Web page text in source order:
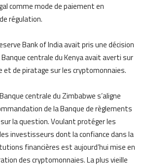
comme mode de paiement en
régulation.
Bank of India avait pris une décision
centrale du Kenya avait averti sur
et de piratage sur les cryptomonnaies.
centrale du Zimbabwe s’aligne
de la Banque de règlements
la question. Voulant protéger les
investisseurs dont la confiance dans la
financières est aujourd’hui mise en
des cryptomonnaies. La plus vieille